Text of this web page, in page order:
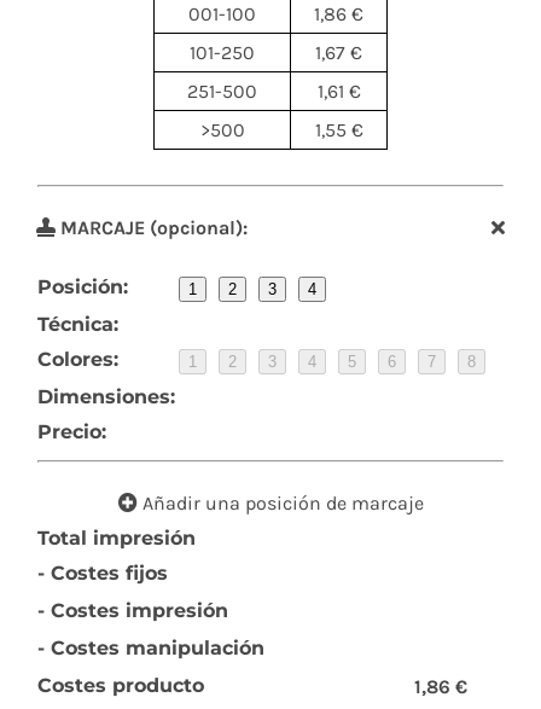
001-100
1,86 €
101-250
1,67 €
251-500
1,61 €
>500
1,55 €
MARCAJE (opcional):
Posición: 1 2 3 4
Técnica:
Colores:
1 2 3 4 5 6 7 8
Dimensiones:
Precio:
Añadir una posición de marcaje
Total impresión
- Costes fijos
- Costes impresión
- Costes manipulación
Costes producto
1,86 €